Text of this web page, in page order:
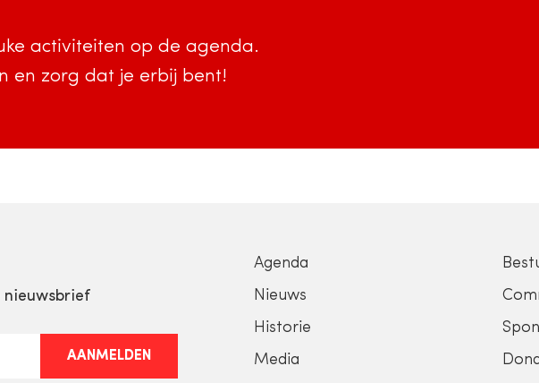
activiteiten op de agenda.
en zorg dat je erbij bent!
Agenda
Nieuws
Historie
Media
nieuwsbrief
AANMELDEN